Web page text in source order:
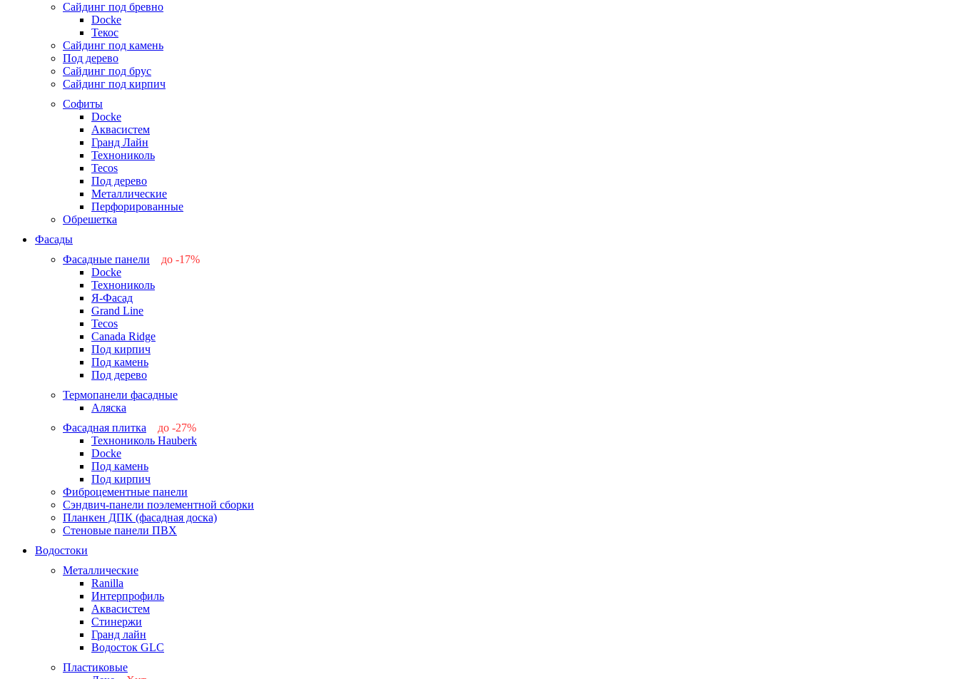
Сайдинг под бревно
Docke
Текос
Сайдинг под камень
Под дерево
Сайдинг под брус
Сайдинг под кирпич
Софиты
Docke
Аквасистем
Гранд Лайн
Технониколь
Tecos
Под дерево
Металлические
Перфорированные
Обрешетка
Фасады
Фасадные панели
до -17%
Docke
Технониколь
Я-Фасад
Grand Line
Tecos
Canada Ridge
Под кирпич
Под камень
Под дерево
Термопанели фасадные
Аляска
Фасадная плитка
до -27%
Технониколь Hauberk
Docke
Под камень
Под кирпич
Фиброцементные панели
Сэндвич-панели поэлементной сборки
Планкен ДПК (фасадная доска)
Стеновые панели ПВХ
Водостоки
Металлические
Ranilla
Интерпрофиль
Аквасистем
Стинержи
Гранд лайн
Водосток GLC
Пластиковые